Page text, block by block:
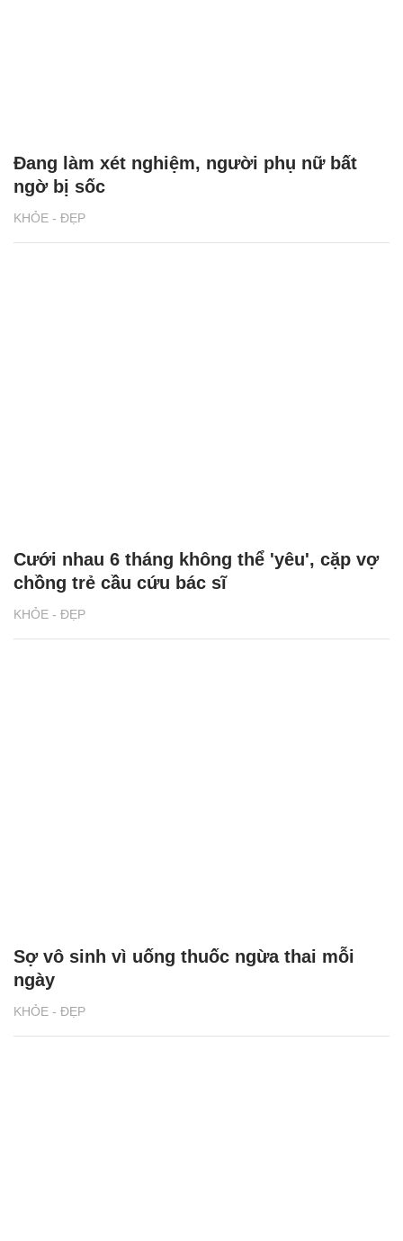
KHỎE - ĐẸP
Đang làm xét nghiệm, người phụ nữ bất
ngờ bị sốc
KHỎE - ĐẸP
Cưới nhau 6 tháng không thể 'yêu', cặp vợ
chồng trẻ cầu cứu bác sĩ
KHỎE - ĐẸP
Sợ vô sinh vì uống thuốc ngừa thai mỗi
ngày